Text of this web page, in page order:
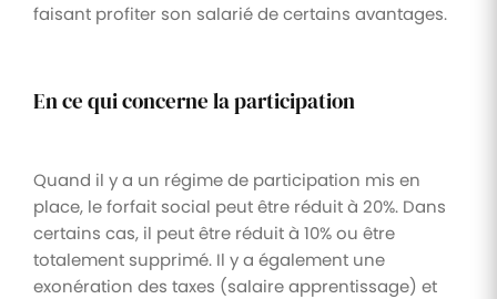
faisant profiter son salarié de certains avantages.
En ce qui concerne la participation
Quand il y a un régime de participation mis en
place, le forfait social peut être réduit à 20%. Dans
certains cas, il peut être réduit à 10% ou être
totalement supprimé. Il y a également une
exonération des taxes (salaire apprentissage) et